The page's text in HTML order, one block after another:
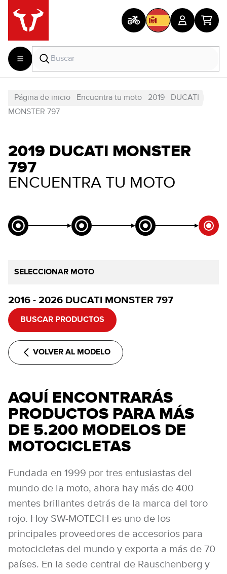
Página de inicio Encuentra tu moto 2019
DUCATI
MONSTER 797
2019 DUCATI MONSTER
797
ENCUENTRA TU MOTO
SELECCIONAR MOTO
2016 - 2026 DUCATI MONSTER 797
BUSCAR PRODUCTOS
VOLVER AL MODELO
AQUÍ ENCONTRARÁS
PRODUCTOS PARA MÁS
DE 5.200 MODELOS DE
MOTOCICLETAS
Fundada en 1999 por tres entusiastas del
mundo de la moto, ahora hay más de 400
mentes brillantes detrás de la marca del toro
rojo. Hoy SW-MOTECH es uno de los
principales proveedores de accesorios para
motocicletas del mundo y exporta a más de 70
países. En la sede central de Rauschenberg y